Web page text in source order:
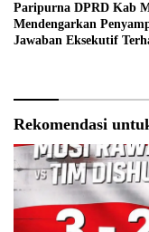
Paripurna DPRD Kab
Mendengarkan
Jawaban Eksekutif
Rekomendasi